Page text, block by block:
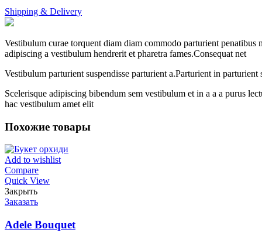
Shipping & Delivery
Vestibulum curae torquent diam diam commodo parturient
adipiscing a vestibulum hendrerit et pharetra fames.Consequat net
Vestibulum parturient suspendisse parturient a.Parturient in
Scelerisque adipiscing bibendum sem vestibulum et in a a a purus
hac vestibulum amet elit
Похожие товары
Add to wishlist
Compare
Quick View
Закрыть
Заказать
Adele Bouquet